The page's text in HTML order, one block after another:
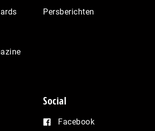
Persberichten
Social
Facebook